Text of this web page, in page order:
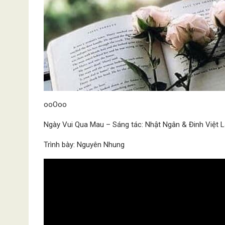
ooOoo
Ngày Vui Qua Mau – Sáng tác: Nhật Ngân & Đinh Việt
Trình bày: Nguyên Nhung